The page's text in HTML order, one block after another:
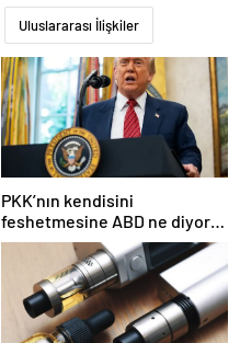
Uluslararası İlişkiler
PKK’nın kendisini
feshetmesine ABD ne diyor?
İlk açıklama